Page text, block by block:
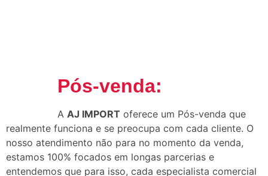
Pós-venda:
A AJ IMPORT oferece um Pós-venda que
realmente funciona e se preocupa com cada cliente. O
nosso atendimento não para no momento da venda,
estamos 100% focados em longas parcerias e
entendemos que para isso, cada especialista comercial